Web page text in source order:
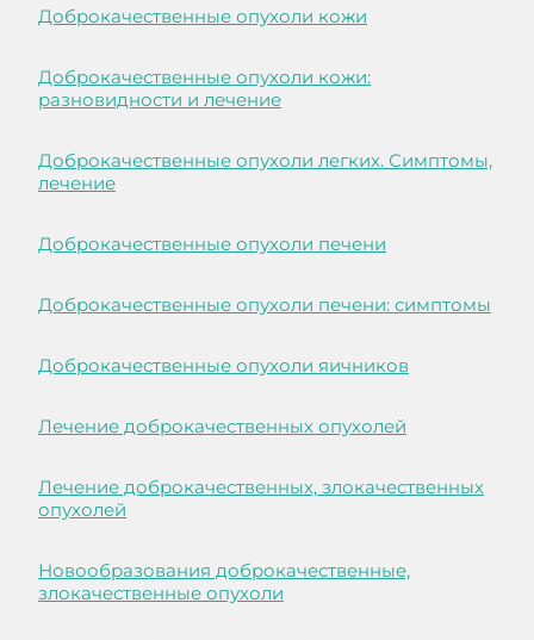
Доброкачественные опухоли кожи
Доброкачественные опухоли кожи:
разновидности и лечение
Доброкачественные опухоли легких. Симптомы,
лечение
Доброкачественные опухоли печени
Доброкачественные опухоли печени: симптомы
Доброкачественные опухоли яичников
Лечение доброкачественных опухолей
Лечение доброкачественных, злокачественных
опухолей
Новообразования доброкачественные,
злокачественные опухоли